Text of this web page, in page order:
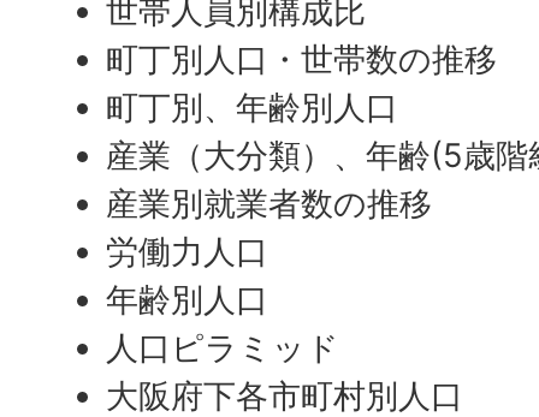
世帯人員別構成比
町丁別人口・世帯数の推移
町丁別、年齢別人口
産業（大分類）、年齢(5歳
産業別就業者数の推移
労働力人口
年齢別人口
人口ピラミッド
大阪府下各市町村別人口